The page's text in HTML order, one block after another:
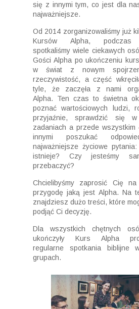
się z innymi tym, co jest dla
najważniejsze.
Od 2014 zorganizowaliśmy już
Kursów Alpha, podczas
spotkaliśmy wiele ciekawych
Gości Alpha po ukończeniu
w świat z nowym
rzeczywistość, a część
tyle, że zaczęła z nami
Alpha. Ten czas to świetna
poznać wartościowych ludzi,
przyjaźnie, sprawdzić się w
zadaniach a przede
innymi poszukać
najważniejsze życiowe
istnieje? Czy jesteśmy
przebaczyć?
Chcielibyśmy zaprosić Cię na
przygodę jaką jest Alpha. Na
znajdziesz dużo treści, które
podjąć Ci decyzję.
Dla wszystkich chętnych
ukończyły Kurs Alpha
regularne spotkania biblijne
grupach.